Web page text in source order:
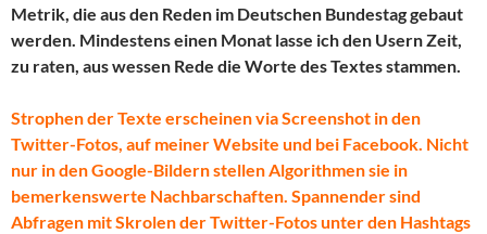
Metrik, die aus den Reden im Deutschen Bundestag gebaut
werden. Mindestens einen Monat lasse ich den Usern Zeit,
zu raten, aus wessen Rede die Worte des Textes stammen.
Strophen der Texte erscheinen via Screenshot in den
Twitter-Fotos, auf meiner Website und bei Facebook. Nicht
nur in den Google-Bildern stellen Algorithmen sie in
bemerkenswerte Nachbarschaften. Spannender sind
Abfragen mit Skrolen der Twitter-Fotos unter den Hashtags